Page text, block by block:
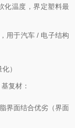
化温度，界定塑料最
用于汽车 / 电子结构
）
复材：
界面结合优劣（界面